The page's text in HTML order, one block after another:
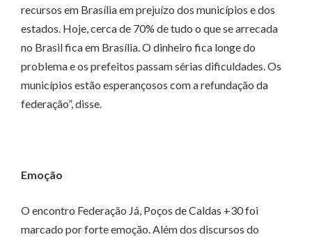
recursos em Brasília em prejuízo dos municípios e dos
estados. Hoje, cerca de 70% de tudo o que se arrecada
no Brasil fica em Brasília. O dinheiro fica longe do
problema e os prefeitos passam sérias dificuldades. Os
municípios estão esperançosos com a refundação da
federação”, disse.
Emoção
O encontro Federação Já, Poços de Caldas +30 foi
marcado por forte emoção. Além dos discursos do